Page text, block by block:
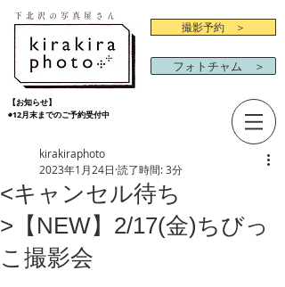
下北沢の写真屋さん
撮影予約 ＞
フォトチャム ＞
【お知らせ】
◉12月末までのご予約受付中
<キャンセル待ち
>【NEW】2/17(金)ちびっ
こ撮影会
kirakiraphoto
2023年1月24日 読了時間: 3分